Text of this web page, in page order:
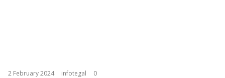
2 February 2024 infotegal 0